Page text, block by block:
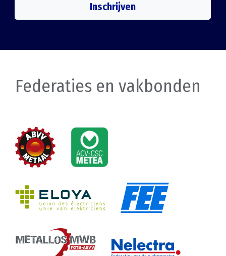
Inschrijven
Federaties en vakbonden